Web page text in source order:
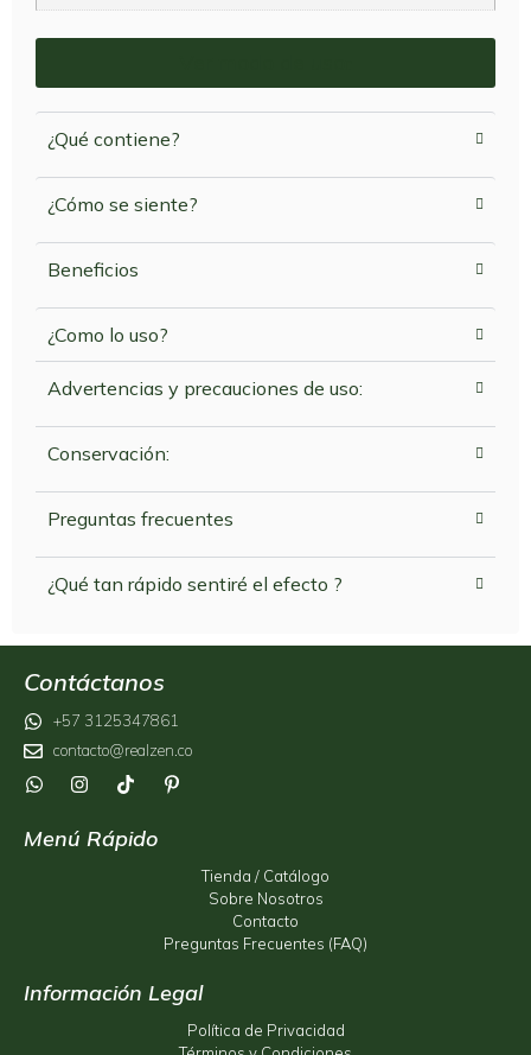
¿Qué contiene?
¿Cómo se siente?
Beneficios
¿Como lo uso?
Advertencias y precauciones de uso:
Conservación:
Preguntas frecuentes
¿Qué tan rápido sentiré el efecto ?
Contáctanos
+57 3125347861
contacto@realzen.co
Menú Rápido
Tienda / Catálogo
Sobre Nosotros
Contacto
Preguntas Frecuentes (FAQ)
Información Legal
Política de Privacidad